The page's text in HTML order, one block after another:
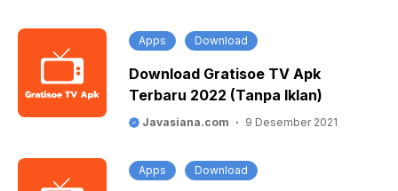
Apps Download
Download Gratisoe TV Apk
Terbaru 2022 (Tanpa Iklan)
Javasiana.com 9 Desember 2021
Apps Download